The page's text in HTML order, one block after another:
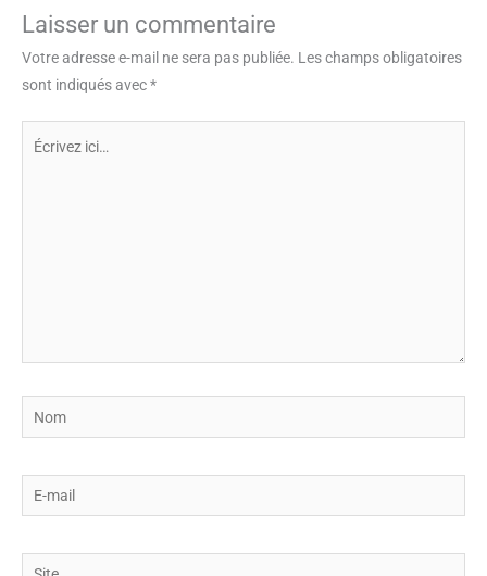
Laisser un commentaire
Votre adresse e-mail ne sera pas publiée. Les champs obligatoires
sont indiqués avec*
Nom
mail
Site